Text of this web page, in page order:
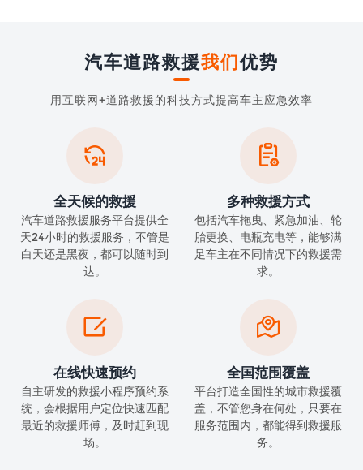
汽车道路救援我们优势
用互联网+道路救援的科技方式提高车主应急效率

全天候的救援
汽车道路救援服务平台提供全
天24小时的救援服务，不管是
白天还是黑夜，都可以随时到
达。

多种救援方式
包括汽车拖曳、紧急加油、轮
胎更换、电瓶充电等，能够满
足车主在不同情况下的救援需
求。

在线快速预约
自主研发的救援小程序预约系
统，会根据用户定位快速匹配
最近的救援师傅，及时赶到现
场。

全国范围覆盖
平台打造全国性的城市救援覆
盖，不管您身在何处，只要在
服务范围内，都能得到救援服
务。